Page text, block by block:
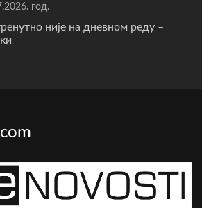
год.
није на дневном реду –